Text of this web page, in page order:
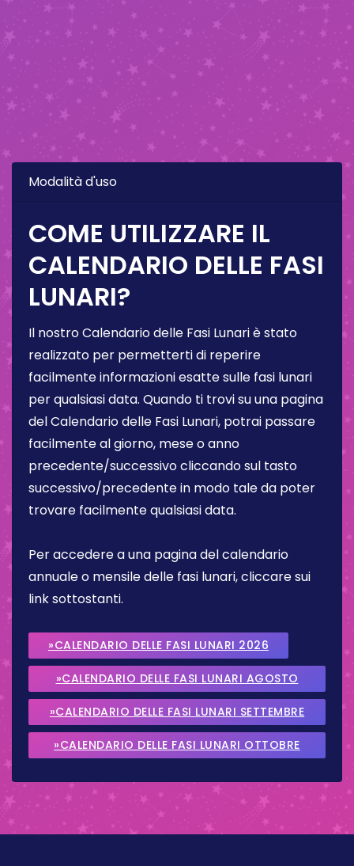
Modalità d'uso
COME UTILIZZARE IL
CALENDARIO DELLE FASI
LUNARI?
Il nostro Calendario delle Fasi Lunari è stato
realizzato per permetterti di reperire
facilmente informazioni esatte sulle fasi lunari
per qualsiasi data. Quando ti trovi su una pagina
del Calendario delle Fasi Lunari, potrai passare
facilmente al giorno, mese o anno
precedente/successivo cliccando sul tasto
successivo/precedente in modo tale da poter
trovare facilmente qualsiasi data.
Per accedere a una pagina del calendario
annuale o mensile delle fasi lunari, cliccare sui
link sottostanti.
»CALENDARIO DELLE FASI LUNARI 2026
»CALENDARIO DELLE FASI LUNARI AGOSTO
2026
»CALENDARIO DELLE FASI LUNARI SETTEMBRE
2026
»CALENDARIO DELLE FASI LUNARI OTTOBRE